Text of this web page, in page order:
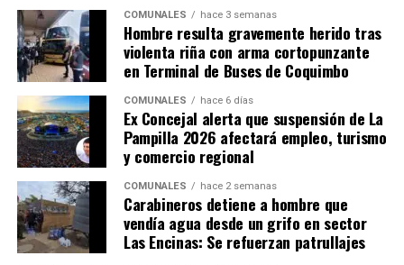
COMUNALES hace 3 semanas
Hombre resulta gravemente herido tras
violenta riña con arma cortopunzante
en Terminal de Buses de Coquimbo
COMUNALES hace 6 días
Ex Concejal alerta que suspensión de La
Pampilla 2026 afectará empleo, turismo
y comercio regional
COMUNALES hace 2 semanas
Carabineros detiene a hombre que
vendía agua desde un grifo en sector
Las Encinas: Se refuerzan patrullajes